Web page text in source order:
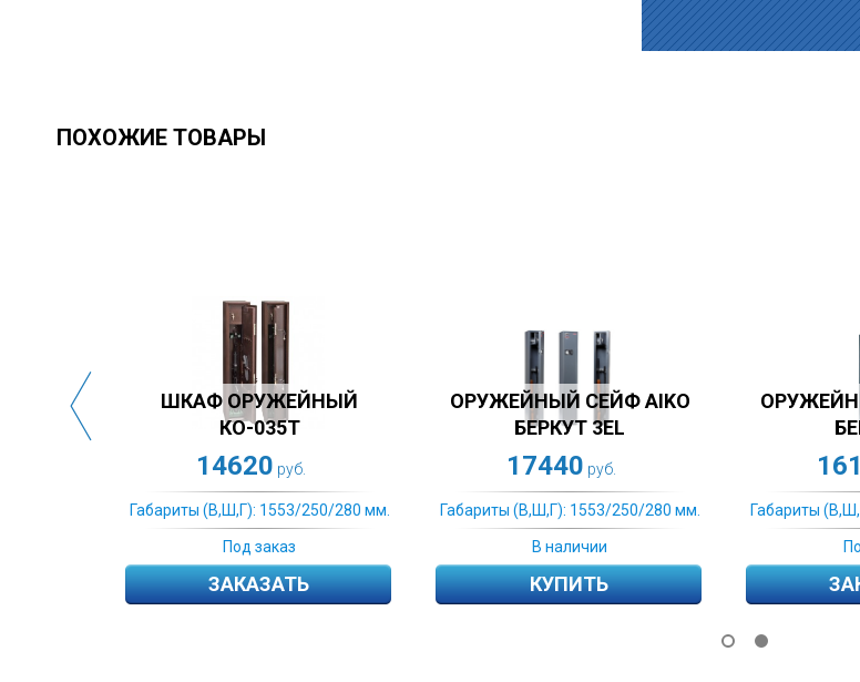
ПОХОЖИЕ ТОВАРЫ
СЕЙФ AIKO
БЕРКУТ 3EL
(В,Ш,Г): 1553/250/280 мм.
КУПИТЬ
ОРУЖЕЙНЫЙ СЕЙФ AIKO
Габариты (В,Ш,Г): 1553/250/280 мм.
ЗАКАЗАТЬ
ОРУЖЕЙНЫЙ СЕЙФ AIKO
Габариты (В,Ш,Г): 1553/250/280 мм.
ЗАКАЗАТЬ